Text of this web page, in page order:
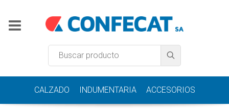
CALZADO INDUMENTARIA ACCESORIOS